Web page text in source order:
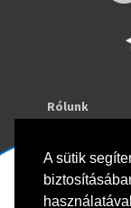
A sütik
Rólunk